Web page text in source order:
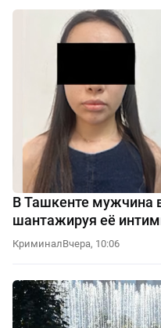
В Ташкенте мужчина
шантажируя её
КриминалВчера, 10:06